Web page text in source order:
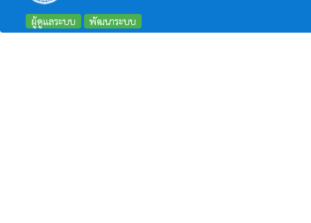
ผู้ดูแลระบบ พัฒนาระบบ